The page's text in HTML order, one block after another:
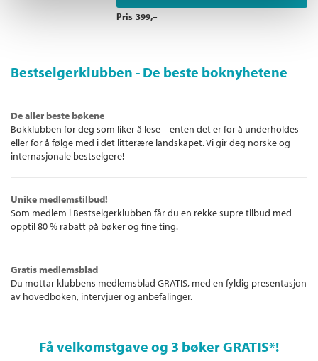
Pris 399,–
Bestselgerklubben - De beste boknyhetene
De aller beste bøkene
Bokklubben for deg som liker å lese – enten det er for å underholdes
eller for å følge med i det litterære landskapet. Vi gir deg norske og
internasjonale bestselgere!
Unike medlemstilbud!
Som medlem i Bestselgerklubben får du en rekke supre tilbud med
opptil 80 % rabatt på bøker og fine ting.
Gratis medlemsblad
Du mottar klubbens medlemsblad GRATIS, med en fyldig presentasjon
av hovedboken, intervjuer og anbefalinger.
Få velkomstgave og 3 bøker GRATIS*!